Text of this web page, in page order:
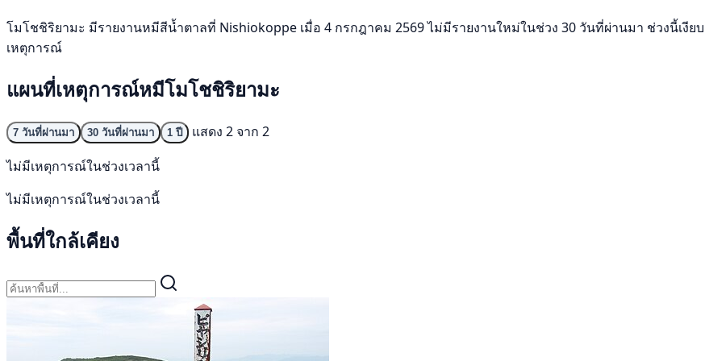
โมโชชิริยามะ มีรายงานหมีสีน้ำตาลที่ Nishiokoppe เมื่อ 4 กรกฎาคม 2569 ไม่มีรายงานใหม่ในช่วง 30 วันที่ผ่านมา ช่วงนี้เ
เหตุการณ์
แผนที่เหตุการณ์หมีโมโชชิริยามะ
7 วันที่ผ่านมา 30 วันที่ผ่านมา 1 ปี
แสดง 2 จาก 2
ไม่มีเหตุการณ์ในช่วงเวลานี้
ไม่มีเหตุการณ์ในช่วงเวลานี้
พื้นที่ใกล้เคียง